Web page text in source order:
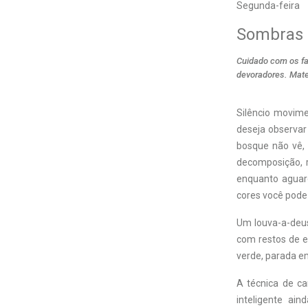
Segunda-feira
Sombras
Cuidado com os
devoradores.
Silêncio
deseja
bosque não
decomposição,
enquanto
cores você
Um louva-a-
com restos de
verde, parada
A técnica de
inteligente